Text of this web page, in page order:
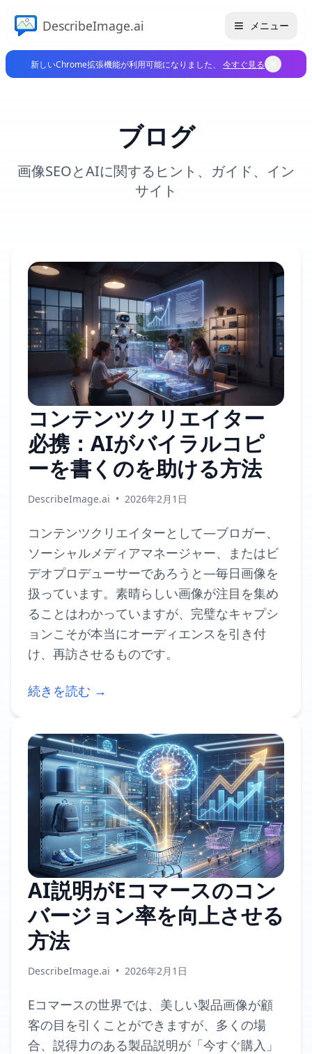
DescribeImage.ai メニュー
新しいChrome拡張機能が利用可能になりました、 今すぐ見る
ブログ
画像SEOとAIに関するヒント、ガイド、イン
サイト
コンテンツクリエイター
必携：AIがバイラルコピ
ーを書くのを助ける方法
DescribeImage.ai • 2026年2月1日
コンテンツクリエイターとして—ブロガー、
ソーシャルメディアマネージャー、またはビ
デオプロデューサーであろうと—毎日画像を
扱っています。素晴らしい画像が注目を集め
ることはわかっていますが、完璧なキャプシ
ョンこそが本当にオーディエンスを引き付
け、再訪させるものです。
続きを読む →
AI説明がEコマースのコン
バージョン率を向上させる
方法
DescribeImage.ai • 2026年2月1日
Eコマースの世界では、美しい製品画像が顧
客の目を引くことができますが、多くの場
合、説得力のある製品説明が「今すぐ購入」